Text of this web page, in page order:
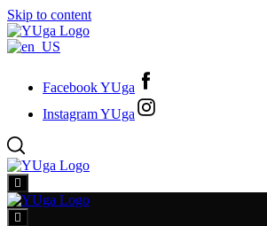
Skip to content
Facebook YUga
Instagram YUga